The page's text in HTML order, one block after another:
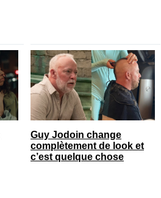
Guy Jodoin change
complètement de look et
c’est quelque chose